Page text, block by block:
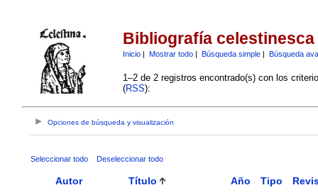
Bibliografía celestinesca
Inicio| Mostrar todo| Búsqueda simple| Búsqueda
1–2 de 2 registros encontrado(s) con los
(RSS):
Opciones de búsqueda y visualización
Seleccionar todo Deseleccionar todo
Autor Título Año Tipo